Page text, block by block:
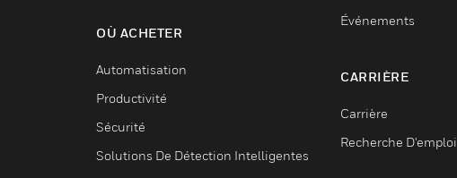
OÙ ACHETER
Automatisation
Productivité
Sécurité
Solutions De Détection Intelligentes
Événements
CARRIÈRE
Carrière
Recherche D'emploi